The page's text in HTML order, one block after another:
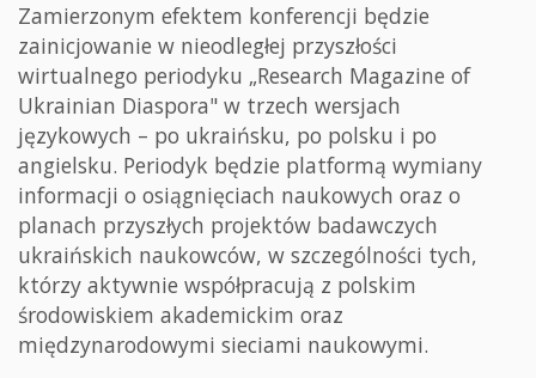
Zamierzonym efektem konferencji będzie
zainicjowanie w nieodległej przyszłości
wirtualnego periodyku „Research Magazine of
Ukrainian Diaspora" w trzech wersjach
językowych – po ukraińsku, po polsku i po
angielsku. Periodyk będzie platformą wymiany
informacji o osiągnięciach naukowych oraz o
planach przyszłych projektów badawczych
ukraińskich naukowców, w szczególności tych,
którzy aktywnie współpracują z polskim
środowiskiem akademickim oraz
międzynarodowymi sieciami naukowymi.